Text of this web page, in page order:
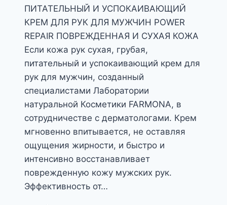
ПИТАТЕЛЬНЫЙ И УСПОКАИВАЮЩИЙ
КРЕМ ДЛЯ РУК ДЛЯ МУЖЧИН POWER
REPAIR ПОВРЕЖДЕННАЯ И СУХАЯ КОЖА
Если кожа рук сухая, грубая,
питательный и успокаивающий крем для
рук для мужчин, созданный
специалистами Лаборатории
натуральной Косметики FARMONA, в
сотрудничестве с дерматологами. Крем
мгновенно впитывается, не оставляя
ощущения жирности, и быстро и
интенсивно восстанавливает
поврежденную кожу мужских рук.
Эффективность от…